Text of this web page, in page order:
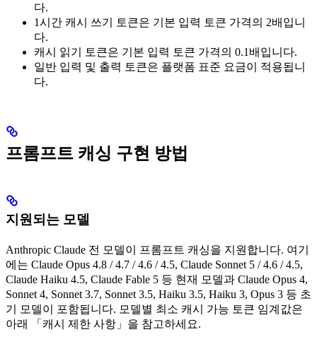
다.
1시간 캐시 쓰기 토큰은 기본 입력 토큰 가격의 2배입니
다.
캐시 읽기 토큰은 기본 입력 토큰 가격의 0.1배입니다.
일반 입력 및 출력 토큰은 플랫폼 표준 요금이 적용됩니
다.
프롬프트 캐싱 구현 방법
지원되는 모델
Anthropic Claude 전 모델이 프롬프트 캐싱을 지원합니다. 여기
에는 Claude Opus 4.8 / 4.7 / 4.6 / 4.5, Claude Sonnet 5 / 4.6 / 4.5,
Claude Haiku 4.5, Claude Fable 5 등 현재 모델과 Claude Opus 4,
Sonnet 4, Sonnet 3.7, Sonnet 3.5, Haiku 3.5, Haiku 3, Opus 3 등 초
기 모델이 포함됩니다. 모델별 최소 캐시 가능 토큰 임계값은
아래 「캐시 제한 사항」을 참고하세요.